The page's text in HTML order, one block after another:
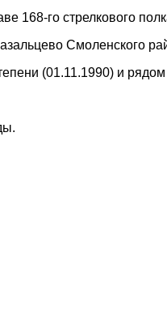
168-го стрелкового
Смоленского
(01.11.1990) и